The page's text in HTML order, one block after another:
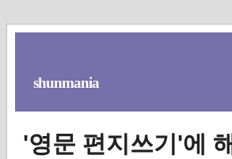
shunmania
'영문 편지쓰기'에